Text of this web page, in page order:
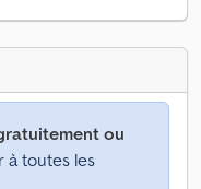
ou
toutes les